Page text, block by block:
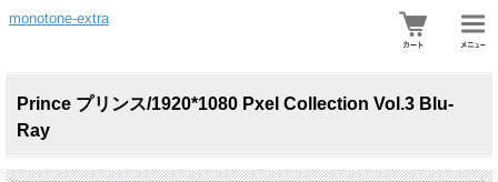
monotone-extra
Prince プリンス/1920*1080 Pxel Collection Vol.3 Blu-
Ray